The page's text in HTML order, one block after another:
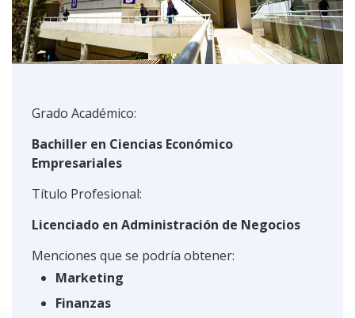
Grado Académico:
Bachiller en Ciencias Económico
Empresariales
Título Profesional:
Licenciado en Administración de Negocios
Menciones que se podría obtener:
Marketing
Finanzas